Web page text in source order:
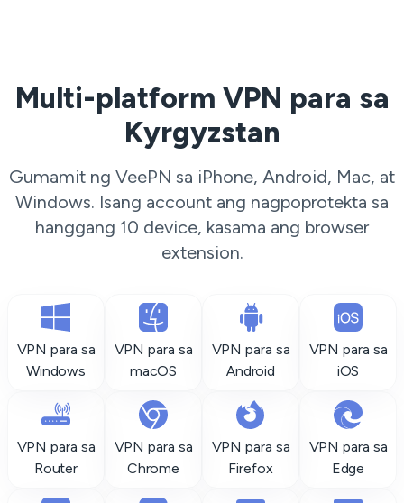
Multi-platform VPN para sa
Kyrgyzstan
Gumamit ng VeePN sa iPhone, Android, Mac, at
Windows. Isang account ang nagpoprotekta sa
hanggang 10 device, kasama ang browser
extension.
VPN para sa
Windows
VPN para sa
macOS
VPN para sa
Android
VPN para sa
iOS
VPN para sa
Router
VPN para sa
Chrome
VPN para sa
Firefox
VPN para sa
Edge